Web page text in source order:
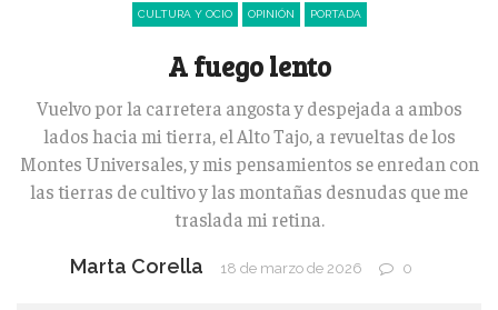
CULTURA Y OCIO OPINIÓN PORTADA
A fuego lento
Vuelvo por la carretera angosta y despejada a ambos
lados hacia mi tierra, el Alto Tajo, a revueltas de los
Montes Universales, y mis pensamientos se enredan con
las tierras de cultivo y las montañas desnudas que me
traslada mi retina.
Marta Corella 18 de marzo de 2026 0